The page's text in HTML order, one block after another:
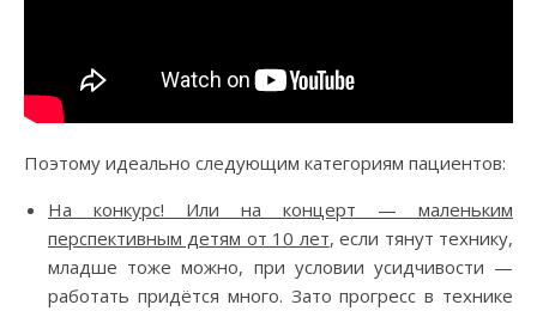
Поэтому идеально следующим категориям пациентов:
На конкурс! Или на концерт — маленьким
перспективным детям от 10 лет, если тянут технику,
младше тоже можно, при условии усидчивости —
работать придётся много. Зато прогресс в технике